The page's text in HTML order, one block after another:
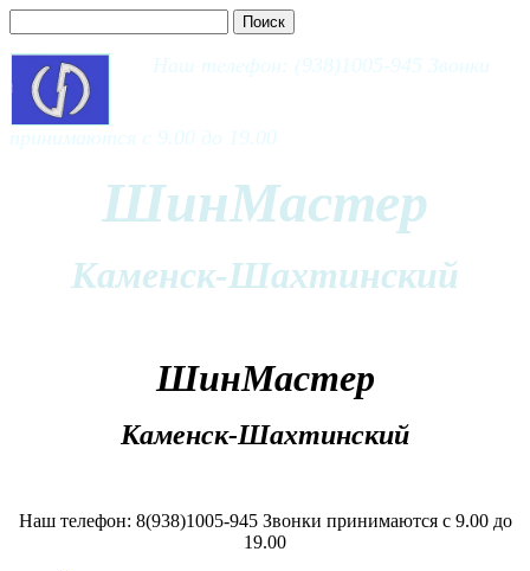
Наш телефон: (938)1005-945 Звонки
принимаются с 9.00 до 19.00
ШинМастер
Каменск-Шахтинский
ШинМастер
Каменск-Шахтинский
Наш телефон: 8(938)1005-945 Звонки принимаются с 9.00 до
19.00